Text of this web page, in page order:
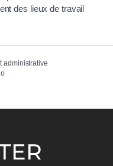
des lieux de travail
administrative